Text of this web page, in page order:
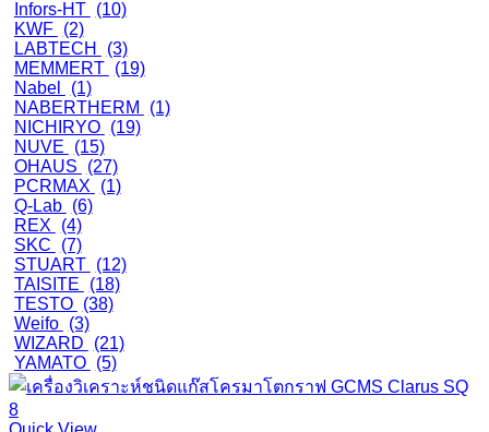
Infors-HT (10)
KWF (2)
LABTECH
(3)
MEMMERT (19)
Nabel
(1)
NABERTHERM
(1)
NICHIRYO (19)
NUVE
(15)
OHAUS
(27)
PCRMAX
(1)
Q-Lab (6)
REX
(4)
SKC
(7)
STUART (12)
TAISITE
(18)
TESTO (38)
Weifo (3)
WIZARD
(21)
YAMATO (5)